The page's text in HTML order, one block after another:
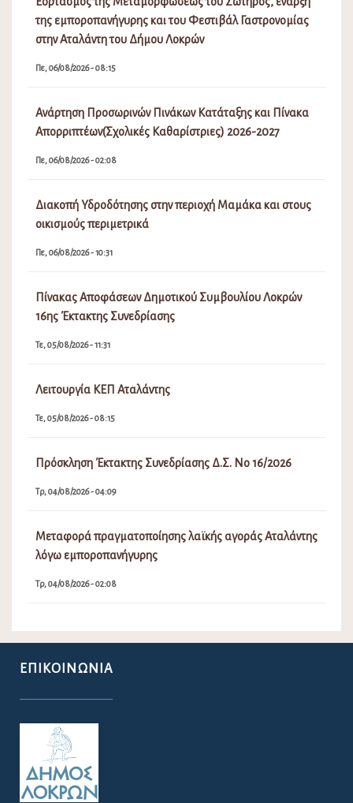
της εμποροπανήγυρης και του Φεστιβάλ Γαστρονομίας
στην Αταλάντη του Δήμου Λοκρών
Πε, 06/08/2026 - 08:15
Ανάρτηση Προσωρινών Πινάκων Κατάταξης και Πίνακα
Απορριπτέων(Σχολικές Καθαρίστριες) 2026-2027
Πε, 06/08/2026 - 02:08
Διακοπή Υδροδότησης στην περιοχή Μαμάκα και στους
οικισμούς περιμετρικά
Πε, 06/08/2026 - 10:31
Πίνακας Αποφάσεων Δημοτικού Συμβουλίου Λοκρών
16ης Έκτακτης Συνεδρίασης
Τε, 05/08/2026 - 11:31
Λειτουργία ΚΕΠ Αταλάντης
Τε, 05/08/2026 - 08:15
Πρόσκληση Έκτακτης Συνεδρίασης Δ.Σ. Νο 16/2026
Τρ, 04/08/2026 - 04:09
Μεταφορά πραγματοποίησης λαϊκής αγοράς Αταλάντης
λόγω εμποροπανήγυρης
Τρ, 04/08/2026 - 02:08
ΕΠΙΚΟΙΝΩΝΊΑ